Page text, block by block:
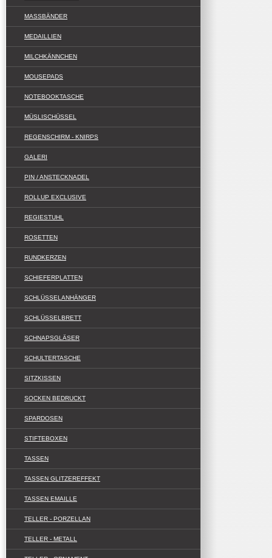
MASSBÄNDER
MEDAILLIEN
MILCHKÄNNCHEN
MOUSEPADS
NOTEBOOKTASCHE
MÜSLISCHÜSSEL
REGENSCHIRM - KNIRPS
GALERI
PIN / ANSTECKNADEL
ROLLUP EXCLUSIVE
REGIESTUHL
ROSETTEN
RUNDKERZEN
SCHIEFERPLATTEN
SCHLÜSSELANHÄNGER
SCHLÜSSELBRETT
SCHNAPSGLÄSER
SCHULTERTASCHE
SITZKISSEN
SOCKEN BEDRUCKT
SPARDOSEN
STIFTEBOXEN
TASSEN
TASSEN GLITZEREFFEKT
TASSEN EMAILLE
TELLER - PORZELLAN
TELLER - METALL